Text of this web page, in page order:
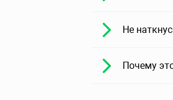
Не
Почему